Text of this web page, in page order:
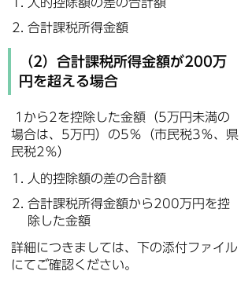
合計課税所得金額
（2）合計課税所得金額が200万
円を超える場合
1から2を控除した金額（5万円未満の
場合は、5万円）の5％（市民税3％、県
民税2％）
人的控除額の差の合計額
合計課税所得金額から200万円を控
除した金額
詳細につきましては、下の添付ファイル
にてご確認ください。